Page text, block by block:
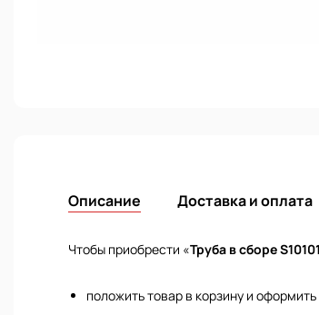
Описание Доставка и оплата
Чтобы приобрести «Труба в сборе
положить товар в корзину и оформить